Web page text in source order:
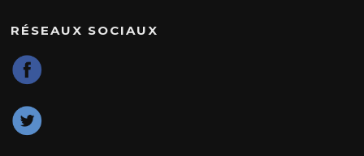
RÉSEAUX SOCIAUX